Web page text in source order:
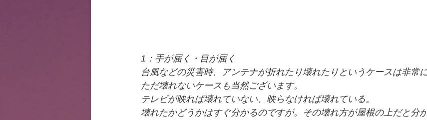
1：手が届く・目が届く
台風などの災害時、アンテナが折れたり壊れたりというケースは非常
ただ壊れないケースも当然ございます。
テレビが映れば壊れていない、映らなければ壊れている。
壊れたかどうかはすぐ分かるのですが。その壊れ方が屋根の上だと分